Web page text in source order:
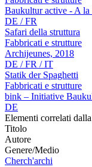
Baukultur active - A la
DE / FR
Safari della struttura
Fabbricati e strutture
Archijeunes, 2018
DE / FR / IT
Statik der Spaghetti
Fabbricati e strutture
bink – Initiative
DE
Elementi correlati
Titolo
Autore
Genere/Medio
Cherch'archi